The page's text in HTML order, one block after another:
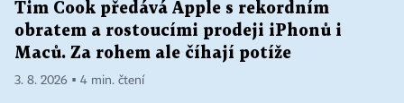
Tim Cook předává Apple s rekordním
obratem a rostoucími prodeji iPhonů i
Maců. Za rohem ale číhají potíže
3. 8. 2026 ▪ 4 min. čtení